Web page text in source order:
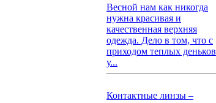
Весной нам как никогда
нужна красивая и
качественная верхняя
одежда. Дело в том, что с
приходом теплых деньков
у...
Контактные линзы –